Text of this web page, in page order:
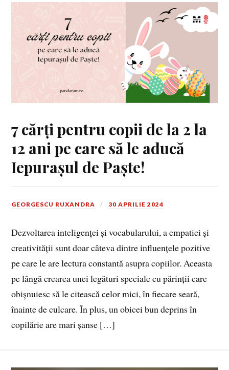
7 cărți pentru copii de la 2 la
12 ani pe care să le aducă
Iepurașul de Paște!
GEORGESCU RUXANDRA 30 APRILIE 2024
Dezvoltarea inteligenței și vocabularului, a empatiei și
creativității sunt doar câteva dintre influențele pozitive
pe care le are lectura constantă asupra copiilor. Aceasta
pe lângă crearea unei legături speciale cu părinții care
obișnuiesc să le citească celor mici, în fiecare seară,
înainte de culcare. În plus, un obicei bun deprins în
copilărie are mari șanse […]